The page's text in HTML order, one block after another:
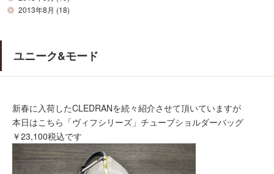
2013年8月 (18)
ユニーク&モード
新春に入荷したCLEDRANを続々紹介させて頂いていますが
本日はこちら「ヴィフシリーズ」チューブショルダーバッグ
￥23,100税込です